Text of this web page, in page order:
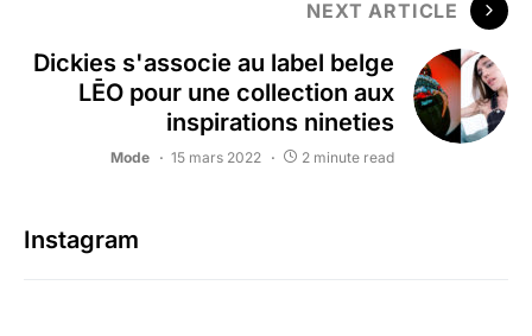
NEXT ARTICLE
Dickies s'associe au label belge
LĒO pour une collection aux
inspirations nineties
Mode 15 mars 2022 2 minute read
Instagram